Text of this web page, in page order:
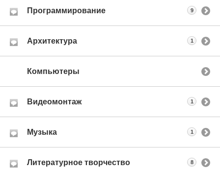
Программирование 9
Архитектура 1
Компьютеры
Видеомонтаж 1
Музыка 1
Литературное творчество 8